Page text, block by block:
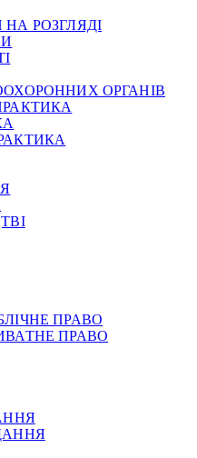
РОЗГЛЯДІ
ОРГАНІВ
ПРАВО
ПРАВО